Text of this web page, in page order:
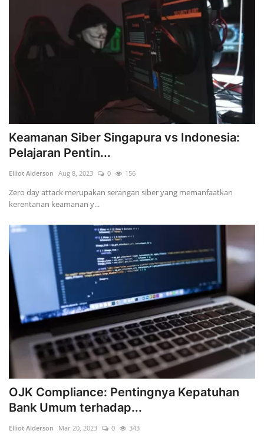
Keamanan Siber Singapura vs Indonesia:
Pelajaran Pentin...
Elliot Alderson Aug 8, 2023 0 156
Zero day attack merupakan serangan siber yang memanfaatkan
kerentanan keamanan y...
OJK Compliance: Pentingnya Kepatuhan
Bank Umum terhadap...
Elliot Alderson Mar 20, 2023 0 343